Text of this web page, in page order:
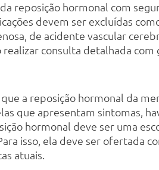
reposição hormonal com
devem ser excluídas
de acidente vascular
consulta detalhada
a reposição hormonal da
que apresentam sintomas,
hormonal deve ser uma
isso, ela deve ser ofertada
atuais.